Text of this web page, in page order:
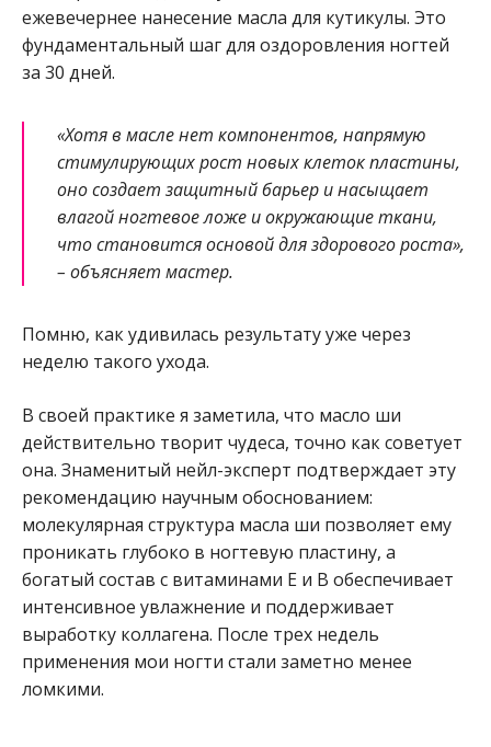
ежевечернее нанесение масла для кутикулы. Это
фундаментальный шаг для оздоровления ногтей
за 30 дней.
«Хотя в масле нет компонентов, напрямую
стимулирующих рост новых клеток пластины,
оно создает защитный барьер и насыщает
влагой ногтевое ложе и окружающие ткани,
что становится основой для здорового роста»,
– объясняет мастер.
Помню, как удивилась результату уже через
неделю такого ухода.
В своей практике я заметила, что масло ши
действительно творит чудеса, точно как советует
она. Знаменитый нейл-эксперт подтверждает эту
рекомендацию научным обоснованием:
молекулярная структура масла ши позволяет ему
проникать глубоко в ногтевую пластину, а
богатый состав с витаминами Е и В обеспечивает
интенсивное увлажнение и поддерживает
выработку коллагена. После трех недель
применения мои ногти стали заметно менее
ломкими.